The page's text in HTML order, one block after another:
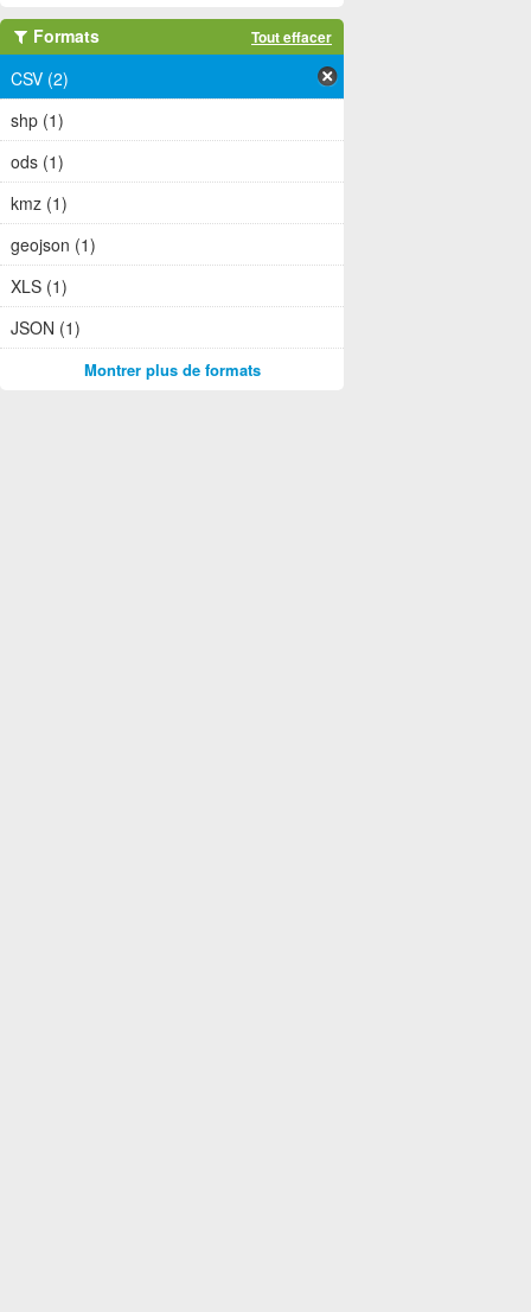
Formats Tout effacer
CSV (2)
shp (1)
ods (1)
kmz (1)
geojson (1)
XLS (1)
JSON (1)
Montrer plus de formats